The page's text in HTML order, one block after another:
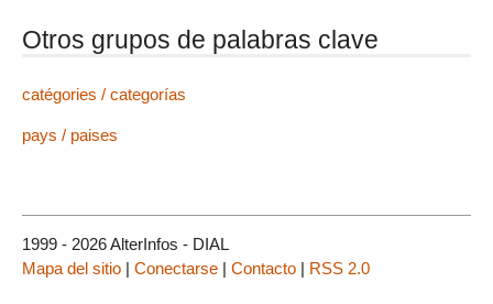
Otros grupos de palabras clave
catégories / categorías
pays / paises
1999 - 2026 AlterInfos - DIAL
Mapa del sitio | Conectarse | Contacto | RSS 2.0